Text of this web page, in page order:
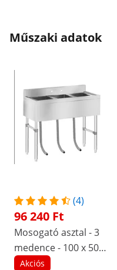
Műszaki adatok
(4)
96 240 Ft
Mosogató asztal - 3
medence - 100 x 50
cm
Akciós